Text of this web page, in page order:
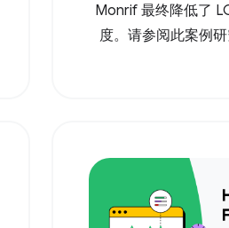
Monrif 最终降低了
度。请参阅此案例研